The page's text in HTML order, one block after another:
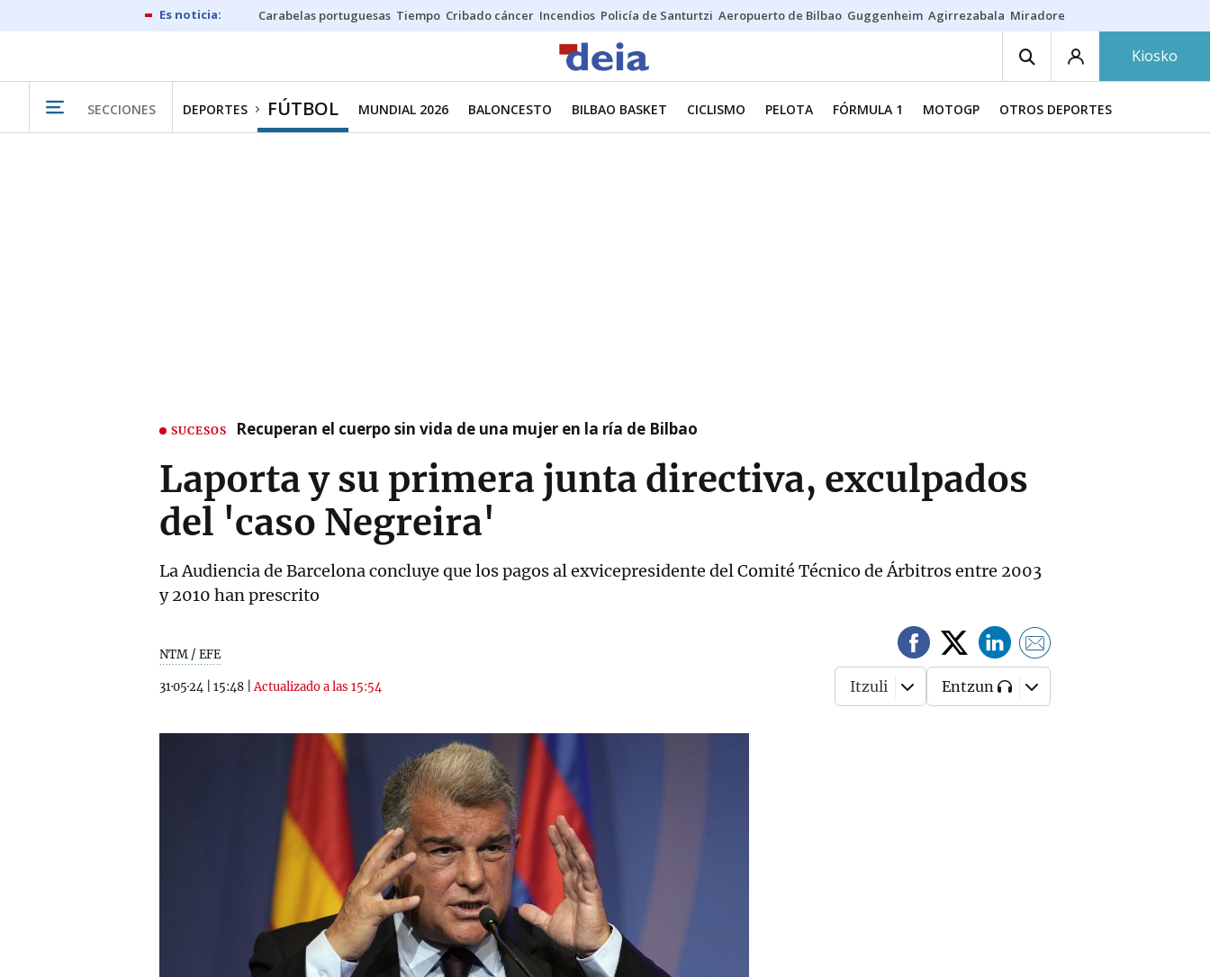
Carabelas portuguesas Tiempo Cribado cáncer Incendios Policía de Santurtzi Aeropuerto de Bilbao Guggenheim Agirrezabala Miradores en Bilbao
Kiosko
SECCIONES DEPORTES FÚTBOL MUNDIAL 2026 BALONCESTO BILBAO BASKET CICLISMO PELOTA FÓRMULA 1 MOTOGP OTROS DEPORTES
SUCESOS Recuperan el cuerpo sin vida de una mujer en la ría de Bilbao
Laporta y su primera junta directiva, exculpados
del 'caso Negreira'
La Audiencia de Barcelona concluye que los pagos al exvicepresidente del Comité Técnico de Árbitros entre 2003
y 2010 han prescrito
NTM / EFE
31·05·24 15:48 |Actualizado a las 15:54 Itzuli Entzun